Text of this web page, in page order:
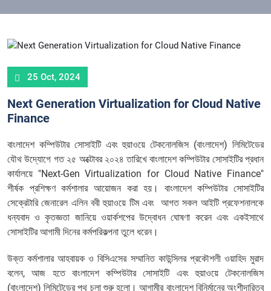
25 Oct, 2024
Next Generation Virtualization for Cloud Native
Finance
বাংলাদেশ কম্পিউটার সোসাইটি এবং হুয়াওয়ে টেকনোলজিস (বাংলাদেশ) লিমিটেডের
যৌথ উদ্যোগে গত ২৫ অক্টোবর ২০২৪ তারিখে বাংলাদেশ কম্পিউটার সোসাইটির প্রধান
কার্যালয়ে "Next-Gen Virtualization for Cloud Native Finance"
শীর্ষক প্রশিক্ষণ কর্মশালার আয়োজন করা হয়। বাংলাদেশ কম্পিউটার সোসাইটির
সেক্রেটারি জেনারেল এলিন ববী হুয়াওয়ে টিম এবং আগত সকল আইটি প্রফেশনালকে
ধন্যবাদ ও কৃতজ্ঞতা জানিয়ে ওয়ার্কশপের উদ্বোধন ঘোষণা করেন এবং একইসাথে
সোসাইটির আগামী দিনের কর্মপরিকল্পনা তুলে ধরেন।
উক্ত কর্মশালার আহবায়ক ও বিসিএসের সম্মানিত কাউন্সিলর প্রকৌশলী ওয়াহিদ মুরাদ
বলেন, আজ হতে বাংলাদেশ কম্পিউটার সোসাইটি এবং হুয়াওয়ে টেকনোলজিস
(বাংলাদেশ) লিমিটেডের পথ চলা শুরু হলো। আগামীর বাংলাদেশ বিনির্মানের অংশীদারিত্ব